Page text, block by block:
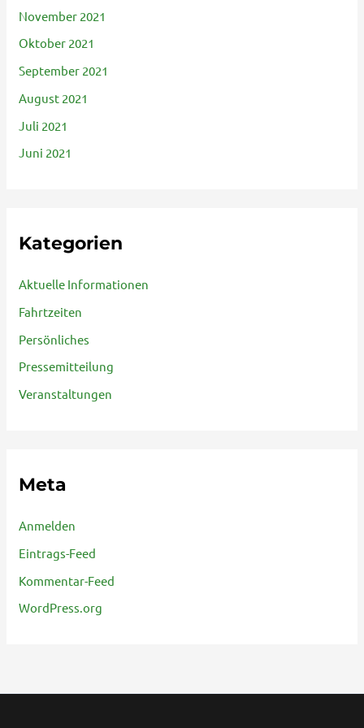
November 2021
Oktober 2021
September 2021
August 2021
Juli 2021
Juni 2021
Kategorien
Aktuelle Informationen
Fahrtzeiten
Persönliches
Pressemitteilung
Veranstaltungen
Meta
Anmelden
Eintrags-Feed
Kommentar-Feed
WordPress.org